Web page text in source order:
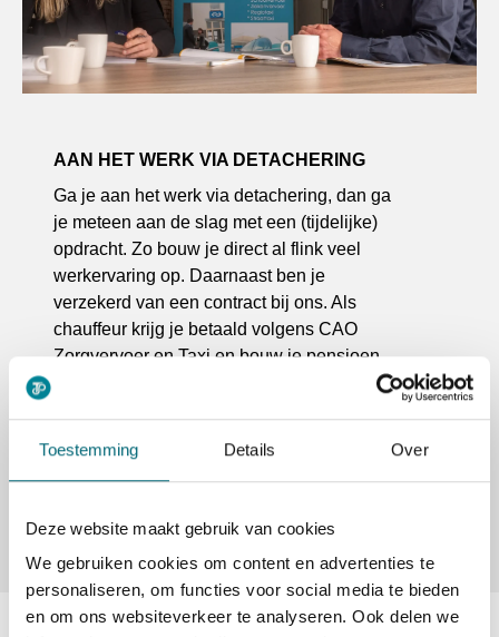
Toestemming Details Over
Deze website maakt gebruik van cookies
We gebruiken cookies om content en advertenties te
personaliseren, om functies voor social media te bieden
en om ons websiteverkeer te analyseren. Ook delen we
AAN HET WERK VIA DETACHERING
Ga je aan het werk via detachering, dan ga
je meteen aan de slag met een (tijdelijke)
opdracht. Zo bouw je direct al flink veel
werkervaring op. Daarnaast ben je
verzekerd van een contract bij ons. Als
chauffeur krijg je betaald volgens CAO
Zorgvervoer en Taxi en bouw je pensioen
de weg op willen.